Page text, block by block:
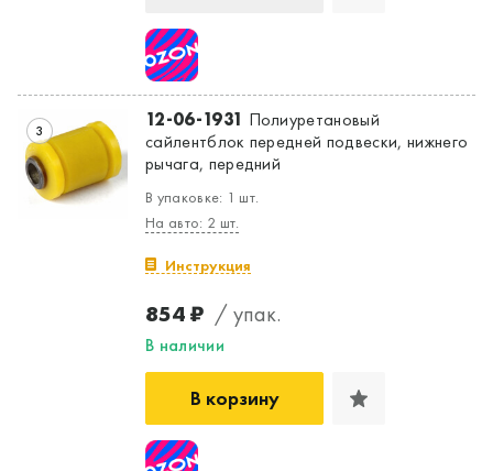
3 12-06-1931 Полиуретановый
сайлентблок передней подвески, нижнего
рычага, передний
В упаковке: 1 шт.
На авто: 2 шт.
Инструкция
854 ₽ / упак.
В наличии
В корзину